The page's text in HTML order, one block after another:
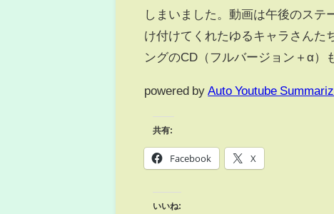
しまいました。動画は午後のステ
け付けてくれたゆるキャラさんた
ングのCD（フルバージョン＋α）
powered by Auto Youtube
共有:
Facebook X
いいね: